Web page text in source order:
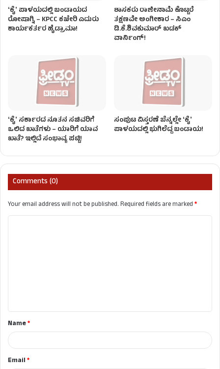
ʻಕೈʼ​ ಪಾಳಯದಲ್ಲಿ ಬಂಡಾಯದ
ರೋಷಾಗ್ನಿ – KPCC ಕಚೇರಿ ಎದುರು
ಕಾರ್ಯಕರ್ತರ ಹೈಡ್ರಾಮಾ!
ಶಾಸಕರು ರಾಜೀನಾಮೆ ಕೊಟ್ಟರೆ
ತಕ್ಷಣವೇ ಅಂಗೀಕಾರ – ಸಿಎಂ
ಡಿ.ಕೆ.ಶಿವಕುಮಾರ್ ಖಡಕ್
ವಾರ್ನಿಂಗ್!
ʻಕೈʼ ಸರ್ಕಾರದ ನೂತನ ಸಚಿವರಿಗೆ
ಒಲಿದ ಖಾತೆಗಳು – ಯಾರಿಗೆ ಯಾವ
ಖಾತೆ? ಇಲ್ಲಿದೆ ಸಂಭಾವ್ಯ ಪಟ್ಟಿ!
ಸಂಪುಟ ವಿಸ್ತರಣೆ ಬೆನ್ನಲ್ಲೇ ʻಕೈʼ
ಪಾಳಯದಲ್ಲಿ ಭುಗಿಲೆದ್ದ ಬಂಡಾಯ!
Comments (0)
Your email address will not be published.Required fields are marked*
t
*Name*
Email*